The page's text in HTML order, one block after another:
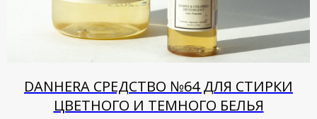
DANHERA СРЕДСТВО №64 ДЛЯ СТИРКИ
ЦВЕТНОГО И ТЕМНОГО БЕЛЬЯ